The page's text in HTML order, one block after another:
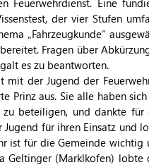
der vier Stufen
„Fahrzeugkunde“
Fragen über
es zu beantworten.
mit der Jugend der
Prinz aus. Sie alle haben
zu beteiligen, und dankte für
Jugend für ihren Einsatz und
ist für die Gemeinde wichtig
Geltinger (Marklkofen) lobte